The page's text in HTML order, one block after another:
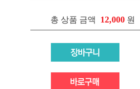
총 상품 금액 12,000 원